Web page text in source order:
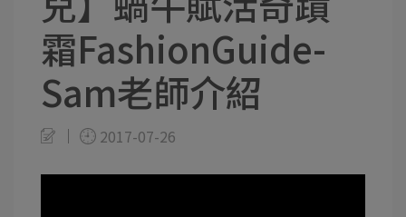
霜FashionGuide-
Sam老師介紹
2017-07-26